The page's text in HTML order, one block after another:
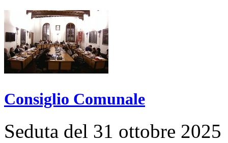
Consiglio Comunale
Seduta del 31 ottobre 2025